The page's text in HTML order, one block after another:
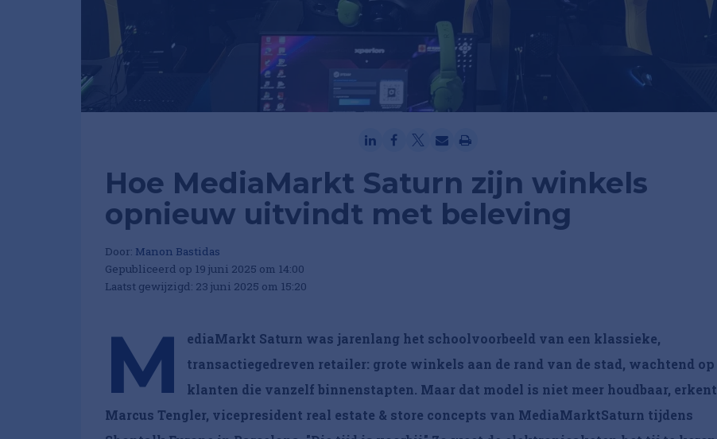
Hoe MediaMarkt Saturn zijn winkels
opnieuw uitvindt met beleving
Door: Manon Bastidas
Gepubliceerd op 19 juni 2025 om 14:00
Laatst gewijzigd: 23 juni 2025 om 15:20
M
ediaMarkt Saturn was jarenlang het schoolvoorbeeld van een klassieke,
transactiegedreven retailer: grote winkels aan de rand van de stad, wachtend op
klanten die vanzelf binnenstapten. Maar dat model is niet meer houdbaar, erkent
Marcus Tengler, vicepresident real estate & store concepts van MediaMarktSaturn tijdens